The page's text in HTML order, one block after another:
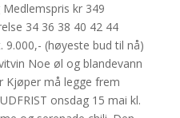
kr 349
34 36 38 40 42 44
(høyeste bud til nå)
Noe øl og blandevann
Kjøper må legge frem
onsdag 15 mai kl.